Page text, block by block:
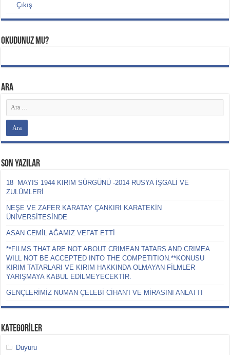
Çıkış
Okudunuz mu?
ARA
Son Yazılar
18 MAYIS 1944 KIRIM SÜRGÜNÜ -2014 RUSYA İŞGALİ VE
ZULÜMLERİ
NEŞE VE ZAFER KARATAY ÇANKIRI KARATEKİN
ÜNİVERSİTESİNDE
ASAN CEMİL AĞAMIZ VEFAT ETTİ
**FILMS THAT ARE NOT ABOUT CRIMEAN TATARS AND CRIMEA
WILL NOT BE ACCEPTED INTO THE COMPETITION.**KONUSU
KIRIM TATARLARI VE KIRIM HAKKINDA OLMAYAN FİLMLER
YARIŞMAYA KABUL EDİLMEYECEKTİR.
GENÇLERİMİZ NUMAN ÇELEBİ CİHAN’I VE MİRASINI ANLATTI
KATEGORİLER
Duyuru